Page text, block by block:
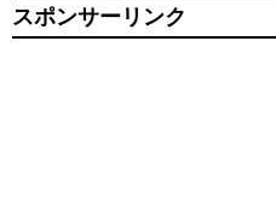
スポンサーリンク